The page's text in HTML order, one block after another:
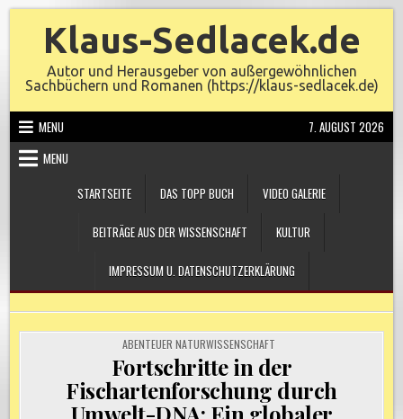
Klaus-Sedlacek.de
Autor und Herausgeber von außergewöhnlichen
Sachbüchern und Romanen (https://klaus-sedlacek.de)
MENU
7. AUGUST 2026
MENU
STARTSEITE
DAS TOPP BUCH VIDEO GALERIE
BEITRÄGE AUS DER WISSENSCHAFT KULTUR
IMPRESSUM U. DATENSCHUTZERKLÄRUNG
POSTED
IN
ABENTEUER NATURWISSENSCHAFT
Fortschritte in der
Fischartenforschung durch